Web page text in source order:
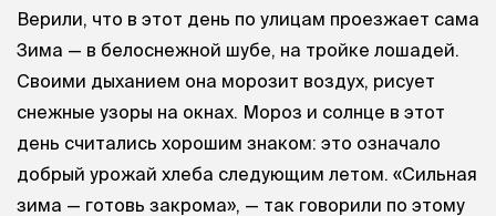
Верили, что в этот день по улицам проезжает сама
Зима — в белоснежной шубе, на тройке лошадей.
Своими дыханием она морозит воздух, рисует
снежные узоры на окнах. Мороз и солнце в этот
день считались хорошим знаком: это означало
добрый урожай хлеба следующим летом. «Сильная
зима — готовь закрома», — так говорили по этому